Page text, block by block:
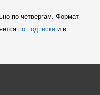
по четвергам. Формат –
по подпискеи в